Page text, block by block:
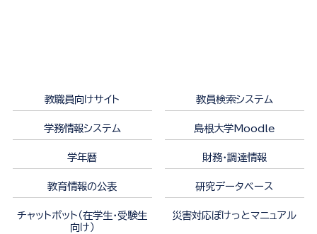
教職員向けサイト 教員検索システム
学務情報システム 島根大学Moodle
学年暦 財務・調達情報
教育情報の公表 研究データベース
チャットボット（在学生・受験生
向け）
災害対応ぽけっとマニュアル